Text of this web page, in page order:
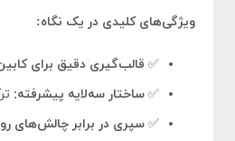
ویژگی‌های کلیدی در یک نگاه:
✅ قالب‌گیری دقیق برای
✅ساختار سه‌لایه پیشرفته:
✅سپری در برابر چالش‌های